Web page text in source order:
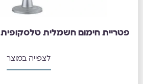
פטריית חימום חשמלית טלסקופית 3000W מוגנת מים
לצפייה במוצר